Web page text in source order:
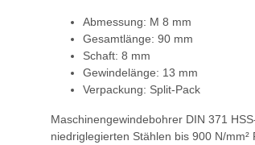
Abmessung: M 8 mm
Gesamtlänge: 90 mm
Schaft: 8 mm
Gewindelänge: 13 mm
Verpackung: Split-Pack
Maschinengewindebohrer DIN 371
niedriglegierten Stählen bis 900 N/mm²